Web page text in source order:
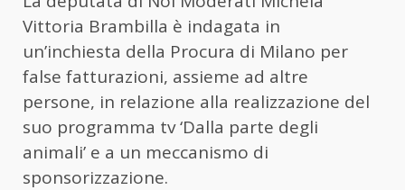
Vittoria Brambilla è indagata in
un’inchiesta della Procura di Milano per
false fatturazioni, assieme ad altre
persone, in relazione alla realizzazione del
suo programma tv ‘Dalla parte degli
animali’ e a un meccanismo di
sponsorizzazione.